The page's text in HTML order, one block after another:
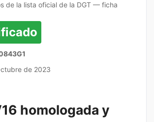
de la lista oficial de la DGT — ficha
de 2023
homologada y